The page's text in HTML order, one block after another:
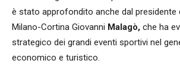
è stato approfondito anche dal presidente
Milano-Cortina Giovanni Malagò, che ha
strategico dei grandi eventi sportivi nel
economico e turistico.